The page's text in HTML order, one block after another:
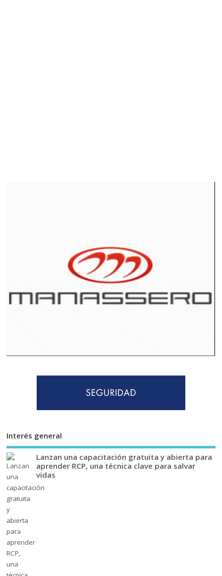
Interés general
Lanzan una capacitación gratuita y abierta para
aprender RCP, una técnica clave para salvar
vidas